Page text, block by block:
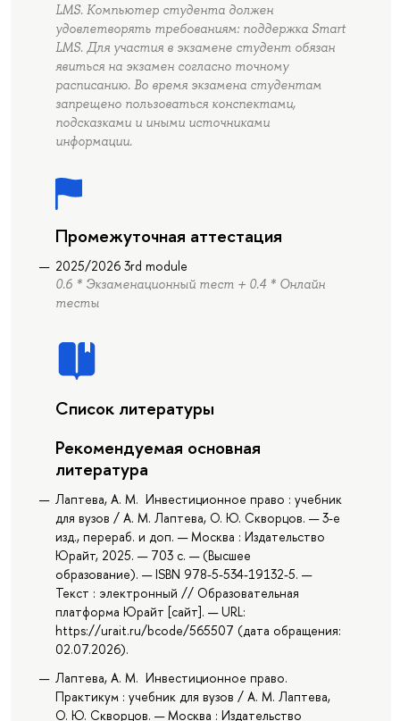
LMS. Компьютер студента должен
удовлетворять требованиям: поддержка Smart
LMS. Для участия в экзамене студент обязан
явиться на экзамен согласно точному
расписанию. Во время экзамена студентам
запрещено пользоваться конспектами,
подсказками и иными источниками
информации.
Промежуточная аттестация
2025/2026 3rd module
0.6 * Экзаменационный тест + 0.4 * Онлайн
тесты
Список литературы
Рекомендуемая основная
литература
Лаптева, А. М. Инвестиционное право : учебник
для вузов / А. М. Лаптева, О. Ю. Скворцов. — 3-е
изд., перераб. и доп. — Москва : Издательство
Юрайт, 2025. — 703 с. — (Высшее
образование). — ISBN 978-5-534-19132-5. —
Текст : электронный // Образовательная
платформа Юрайт [сайт]. — URL:
https://urait.ru/bcode/565507 (дата обращения:
02.07.2026).
Лаптева, А. М. Инвестиционное право.
Практикум : учебник для вузов / А. М. Лаптева,
О. Ю. Скворцов. — Москва : Издательство